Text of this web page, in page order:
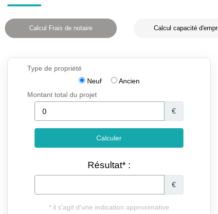
Calcul Frais de notaire Calcul capacité